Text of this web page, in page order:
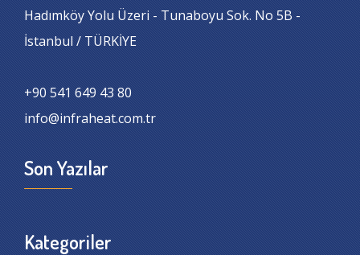
Hadımköy Yolu Üzeri - Tunaboyu Sok. No 5B -
İstanbul / TÜRKİYE
+90 541 649 43 80
info@infraheat.com.tr
Son Yazılar
Kategoriler